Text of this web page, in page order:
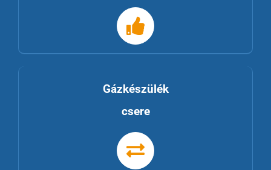
Gázkészülék
csere